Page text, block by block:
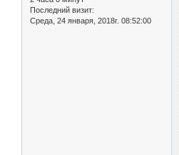
Последний визит:
Среда, 24 января, 2018г. 08:52:00